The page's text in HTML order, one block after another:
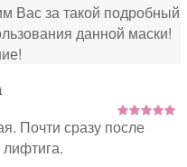
Вас за такой подробный
данной маски!
Почти сразу после